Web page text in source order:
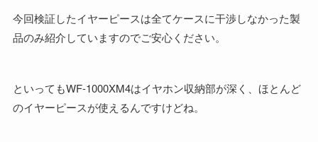
今回検証したイヤーピースは全てケースに干渉しなかった製
品のみ紹介していますのでご安心ください。
といってもWF-1000XM4はイヤホン収納部が深く、ほとんど
のイヤーピースが使えるんですけどね。